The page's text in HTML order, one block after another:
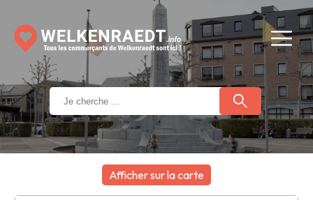
Afficher sur la carte